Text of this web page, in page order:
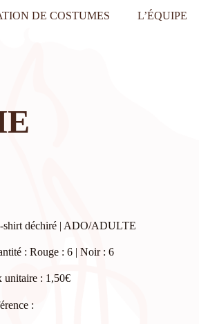
DE COSTUMES L’ÉQUIPE
shirt déchiré | ADO/ADULTE
: Rouge : 6 | Noir : 6
unitaire : 1,50€
: